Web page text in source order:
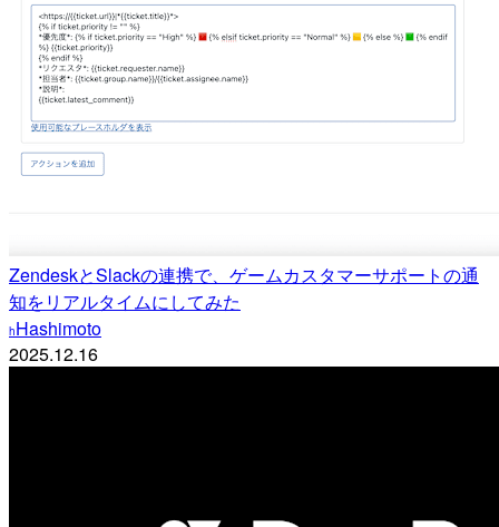
ZendeskとSlackの連携で、ゲームカスタマーサポートの通
知をリアルタイムにしてみた
hHashimoto
2025.12.16